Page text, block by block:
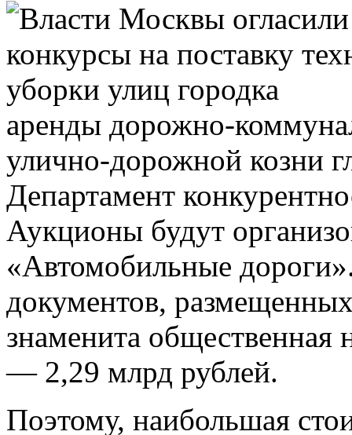
аренды дорожно-
улично-дорожной козни
Департамент
Аукционы будут
«Автомобильные
документов,
знаменита общественная
— 2,29 млрд рублей.
Поэтому, наибольшая